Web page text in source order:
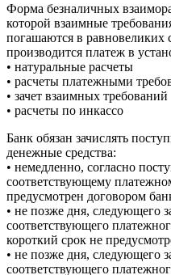
Форма безналичных
которой взаимные
погашаются в равновеликих
производится платеж в
• натуральные расчеты
• расчеты платежными
• зачет взаимных требований
• расчеты по инкассо
Банк обязан зачислять
денежные средства:
• немедленно, согласно
соответствующему
предусмотрен договором
• не позже дня, следующего
соответствующего
короткий срок не
• не позже дня, следующего
соответствующего